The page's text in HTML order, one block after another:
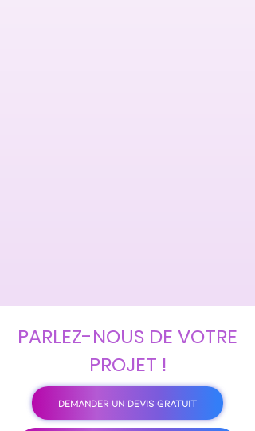
PARLEZ-NOUS DE VOTRE
PROJET !
DEMANDER UN DEVIS GRATUIT